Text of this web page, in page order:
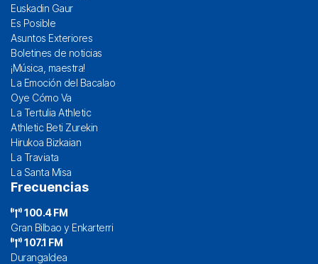
Euskadin Gaur
Es Posible
Asuntos Exteriores
Boletines de noticias
¡Música, maestra!
La Emoción del Bacalao
Oye Cómo Va
La Tertulia Athletic
Athletic Beti Zurekin
Hirukoa Bizkaian
La Traviata
La Santa Misa
Frecuencias
100.4 FM
Gran Bilbao y Enkarterri
107.1 FM
Durangaldea